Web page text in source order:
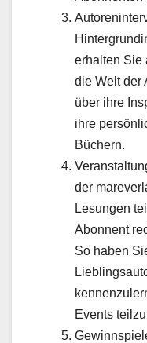
erhalten Sie
die Welt der
über ihre
ihre
Büchern.
der
Lesungen
Abonnent
So haben
Events